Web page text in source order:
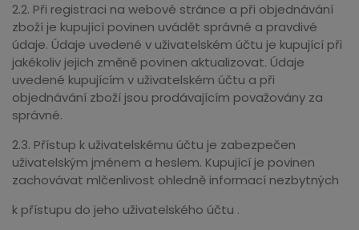
2.2. Při registraci na webové stránce a při objednávání
zboží je kupující povinen uvádět správné a pravdivé
údaje. Údaje uvedené v uživatelském účtu je kupující při
jakékoliv jejich změně povinen aktualizovat. Údaje
uvedené kupujícím v uživatelském účtu a při
objednávání zboží jsou prodávajícím považovány za
správné.
2.3. Přístup k uživatelskému účtu je zabezpečen
uživatelským jménem a heslem. Kupující je povinen
zachovávat mlčenlivost ohledně informací nezbytných
k přístupu do jeho uživatelského účtu .